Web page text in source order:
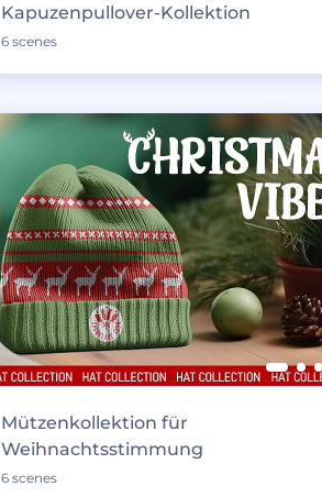
Kapuzenpullover-Kollektion
6 scenes
Mützenkollektion für
Weihnachtsstimmung
6 scenes